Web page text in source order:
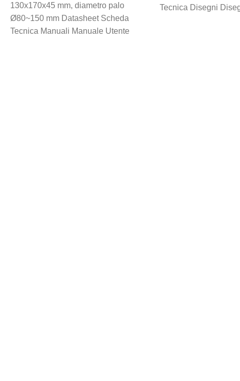
130x170x45 mm, diametro palo
Ø80~150 mm Datasheet Scheda
Tecnica Manuali Manuale Utente
Tecnica Disegni